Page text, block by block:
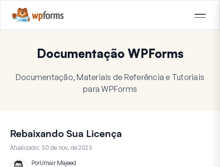
Documentação WPForms
Documentação, Materiais de Referência e Tutoriais
para WPForms
Rebaixando Sua Licença
Atualizado: 30 de nov. de 2023
PorUmair Majeed